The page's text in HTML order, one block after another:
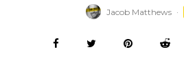
Jacob Matthews ·